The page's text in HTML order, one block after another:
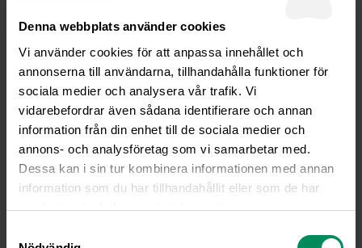
Denna webbplats använder cookies
Vi använder cookies för att anpassa innehållet och
annonserna till användarna, tillhandahålla funktioner för
sociala medier och analysera vår trafik. Vi
vidarebefordrar även sådana identifierare och annan
information från din enhet till de sociala medier och
annons- och analysföretag som vi samarbetar med.
Dessa kan i sin tur kombinera informationen med annan
information som du har tillhandahållit eller som de har
samlat in när du har använt deras tjänster.
Adult Large Dog 14 kg till ett kanonpris 400 kr (ord 573 kr) hela
november.
Tillbaka till nyheter
Fjällveterinären –
Veterinärklinik och
Friskvårdsbutik